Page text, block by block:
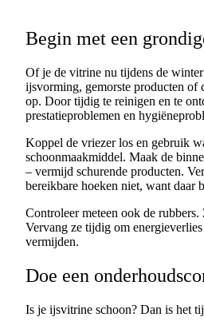
Begin met een
Of je de vitrine nu tijdens de
ijsvorming, gemorste producten of
op. Door tijdig te reinigen en te
prestatieproblemen en
Koppel de vriezer los en gebruik
schoonmaakmiddel. Maak de
– vermijd schurende producten.
bereikbare hoeken niet, want daar
Controleer meteen ook de
Vervang ze tijdig om
vermijden.
Doe een
Is je ijsvitrine schoon? Dan is het